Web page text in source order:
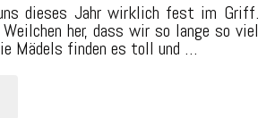
dieses Jahr wirklich fest im Griff.
her, dass wir so lange so viel
Mädels finden es toll und …